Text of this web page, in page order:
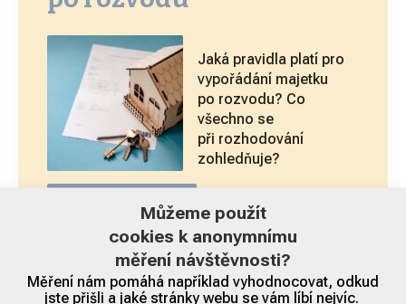
Můžeme použít
cookies k anonymnímu
měření návštěvnosti?
Měření nám pomáhá například vyhodnocovat, odkud
jste přišli a jaké stránky webu se vám líbí nejvíc.
Jaká pravidla platí pro
vypořádání majetku
po rozvodu? Co
všechno se
při rozhodování
zohledňuje?
Zjistěte více